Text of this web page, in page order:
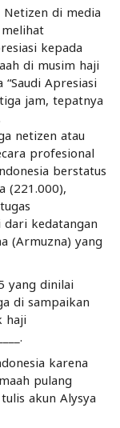
Netizen di media
kepada
di musim haji
Apresiasi
jam, tepatnya
netizen atau
profesional
berstatus
(221.000),
dari kedatangan
(Armuzna) yang
yang dinilai
di sampaikan
haji
karena
pulang
akun Alysya